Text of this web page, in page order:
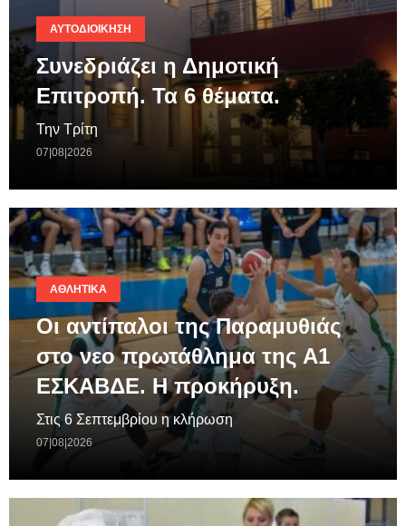
ΑΥΤΟΔΙΟΊΚΗΣΗ
Συνεδριάζει η Δημοτική
Επιτροπή. Τα 6 θέματα.
Την Τρίτη
07|08|2026
ΑΘΛΗΤΙΚΆ
Οι αντίπαλοι της Παραμυθιάς
στο νεο πρωτάθλημα της A1
ΕΣΚΑΒΔΕ. Η προκήρυξη.
Στις 6 Σεπτεμβρίου η κλήρωση
07|08|2026